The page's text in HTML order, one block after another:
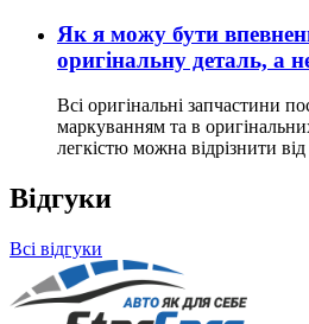
Як я можу бути
оригінальну деталь, а
Всі оригінальні запчастини
маркуванням та в
легкістю можна відрізнити
Відгуки
Всі відгуки